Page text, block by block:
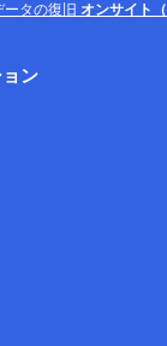
タの復旧 オンサイト
ン